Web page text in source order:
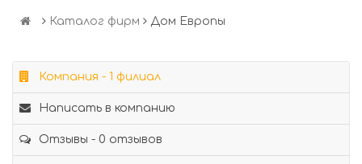
Каталог фирм Дом Европы
Компания - 1 филиал
Написать в компанию
Отзывы - 0 отзывов